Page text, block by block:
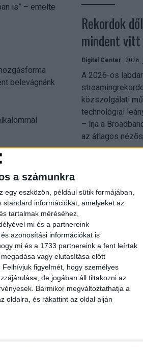
a számunkra
egy eszközön, például sütik formájában,
információkat, amelyeket az
tartalmak méréséhez,
mi és a partnereink
azonosítási információkat is
mi és a 1733 partnereink a fent leírtak
vagy elutasítása előtt
Felhívjuk figyelmét, hogy személyes
de jogában áll tiltakozni az
Bármikor megváltoztathatja a
oldalra, és rákattint az oldal alján
is” – emelte
belevágnánk
arra, hogy a
semmi,
Ne
akár a
Rekordok
mindent vitt
Digital Center 2026.
A 2026-os
közszolgálati
technológiai
– írja a
az átlagos
Shadow
szerezhetik
Digital Center
A munkavállalók
munkában, ám
szervezetnél
világos
különösen ott
üzleti